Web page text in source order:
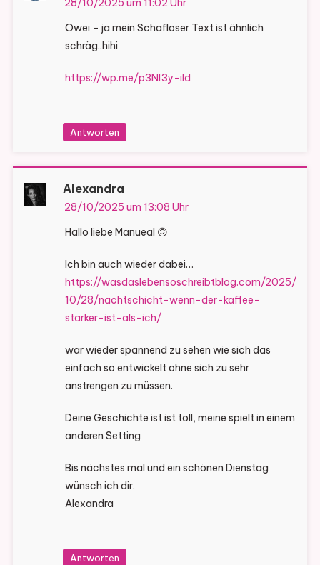
28/10/2025 um 11:02 Uhr
Owei – ja mein Schafloser Text ist ähnlich
schräg..hihi
https://wp.me/p3Nl3y-iId
Antworten
Alexandra
28/10/2025 um 13:08 Uhr
Hallo liebe Manueal 🙃
Ich bin auch wieder dabei…
https://wasdaslebensoschreibtblog.com/2025/
10/28/nachtschicht-wenn-der-kaffee-
starker-ist-als-ich/
war wieder spannend zu sehen wie sich das
einfach so entwickelt ohne sich zu sehr
anstrengen zu müssen.
Deine Geschichte ist ist toll, meine spielt in einem
anderen Setting
Bis nächstes mal und ein schönen Dienstag
wünsch ich dir.
Alexandra
Antworten